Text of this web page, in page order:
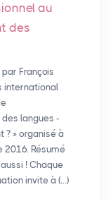
au
des
François
international
langues -
? » organisé à
2016. Résumé
! Chaque
invite à (…)